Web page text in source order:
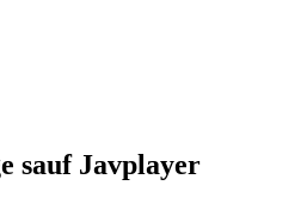
sauf Javplayer